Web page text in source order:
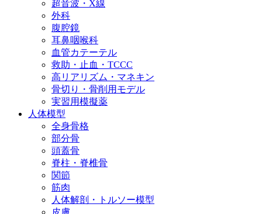
超音波・X線
外科
腹腔鏡
耳鼻咽喉科
血管カテーテル
救助・止血・TCCC
高リアリズム・マネキン
骨切り・骨削用モデル
実習用模擬薬
人体模型
全身骨格
部分骨
頭蓋骨
脊柱・脊椎骨
関節
筋肉
人体解剖・トルソー模型